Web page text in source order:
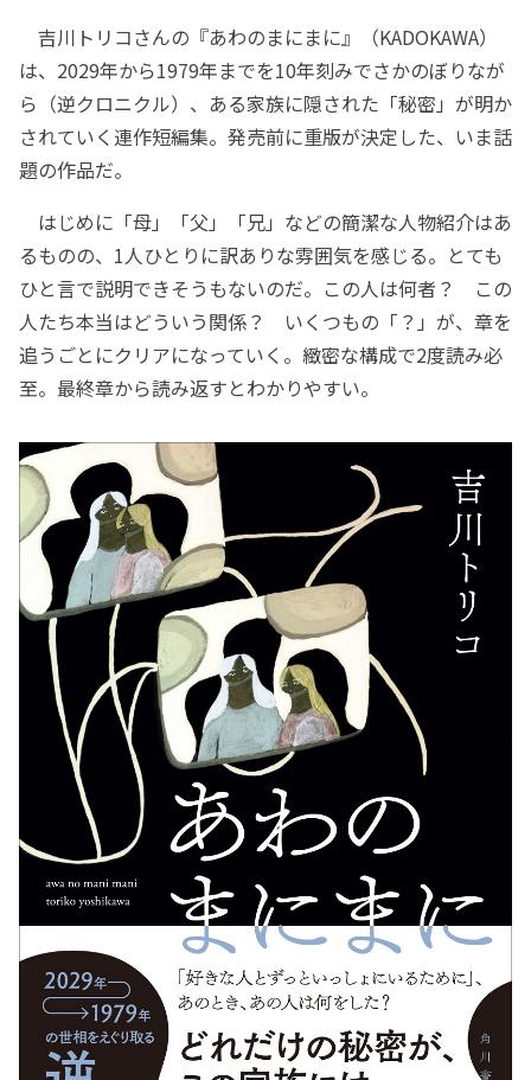
吉川トリコさんの『あわのまにまに』（KADOKAWA）
は、2029年から1979年までを10年刻みでさかのぼりなが
ら（逆クロニクル）、ある家族に隠された「秘密」が明か
されていく連作短編集。発売前に重版が決定した、いま話
題の作品だ。
はじめに「母」「父」「兄」などの簡潔な人物紹介はあ
るものの、1人ひとりに訳ありな雰囲気を感じる。とても
ひと言で説明できそうもないのだ。この人は何者？ この
人たち本当はどういう関係？ いくつもの「？」が、章を
追うごとにクリアになっていく。緻密な構成で2度読み必
至。最終章から読み返すとわかりやすい。